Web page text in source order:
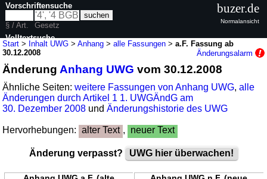
Start > Inhalt UWG >Anhang >alle Fassungen >a.F. Fassung ab
30.12.2008
Änderungsalarm
Änderung Anhang UWG vom 30.12.2008
Ähnliche Seiten:weitere Fassungen von Anhang UWG,alle
Änderungen durch Artikel 1 1. UWGÄndG am
30. Dezember 2008 undÄnderungshistorie des UWG
Hervorhebungen: alter Text , neuer Text
Änderung verpasst? UWG hier überwachen!
Vorschriftensuche
§ / Art.
Gesetz
Volltextsuche
buzer.de
Normalansicht